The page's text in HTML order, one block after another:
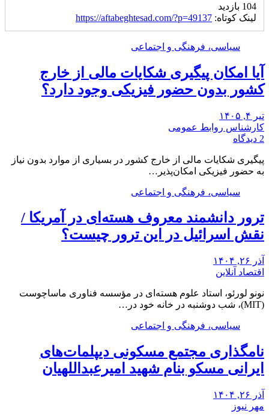
104 بازدید
لینک کوتاه: https://aftabeghtesad.com/?p=49137
سیاسی، فرهنگی و اجتماعی
آیا امکان پیگیری شکایات مالی از خارج
کشور بدون حضور فیزیکی وجود دارد؟
تیر ۴, ۱۴۰۵
کارشناس روابط عمومی
2 دیدگاه
پیگیری شکایات مالی از خارج کشور در بسیاری از موارد بدون نیاز
به حضور فیزیکی امکان‌پذیر…
سیاسی، فرهنگی و اجتماعی
ترور دانشمند معروف هسته‌ای در آمریکا /
نقش اسرائیل در این ترور چیست؟
آذر ۲۶, ۱۴۰۴
اقتصاد آنلاین
نونو لورئو، استاد علوم هسته‌ای در مؤسسه فناوری ماساچوست
(MIT)، شب دوشنبه در خانه خود در…
سیاسی، فرهنگی و اجتماعی
نامگذاری مجتمع مسکونی دیپلمات‌های
ایرانی مسکو بنام شهید امیرعبداللهیان
آذر ۲۶, ۱۴۰۴
مهر نیوز